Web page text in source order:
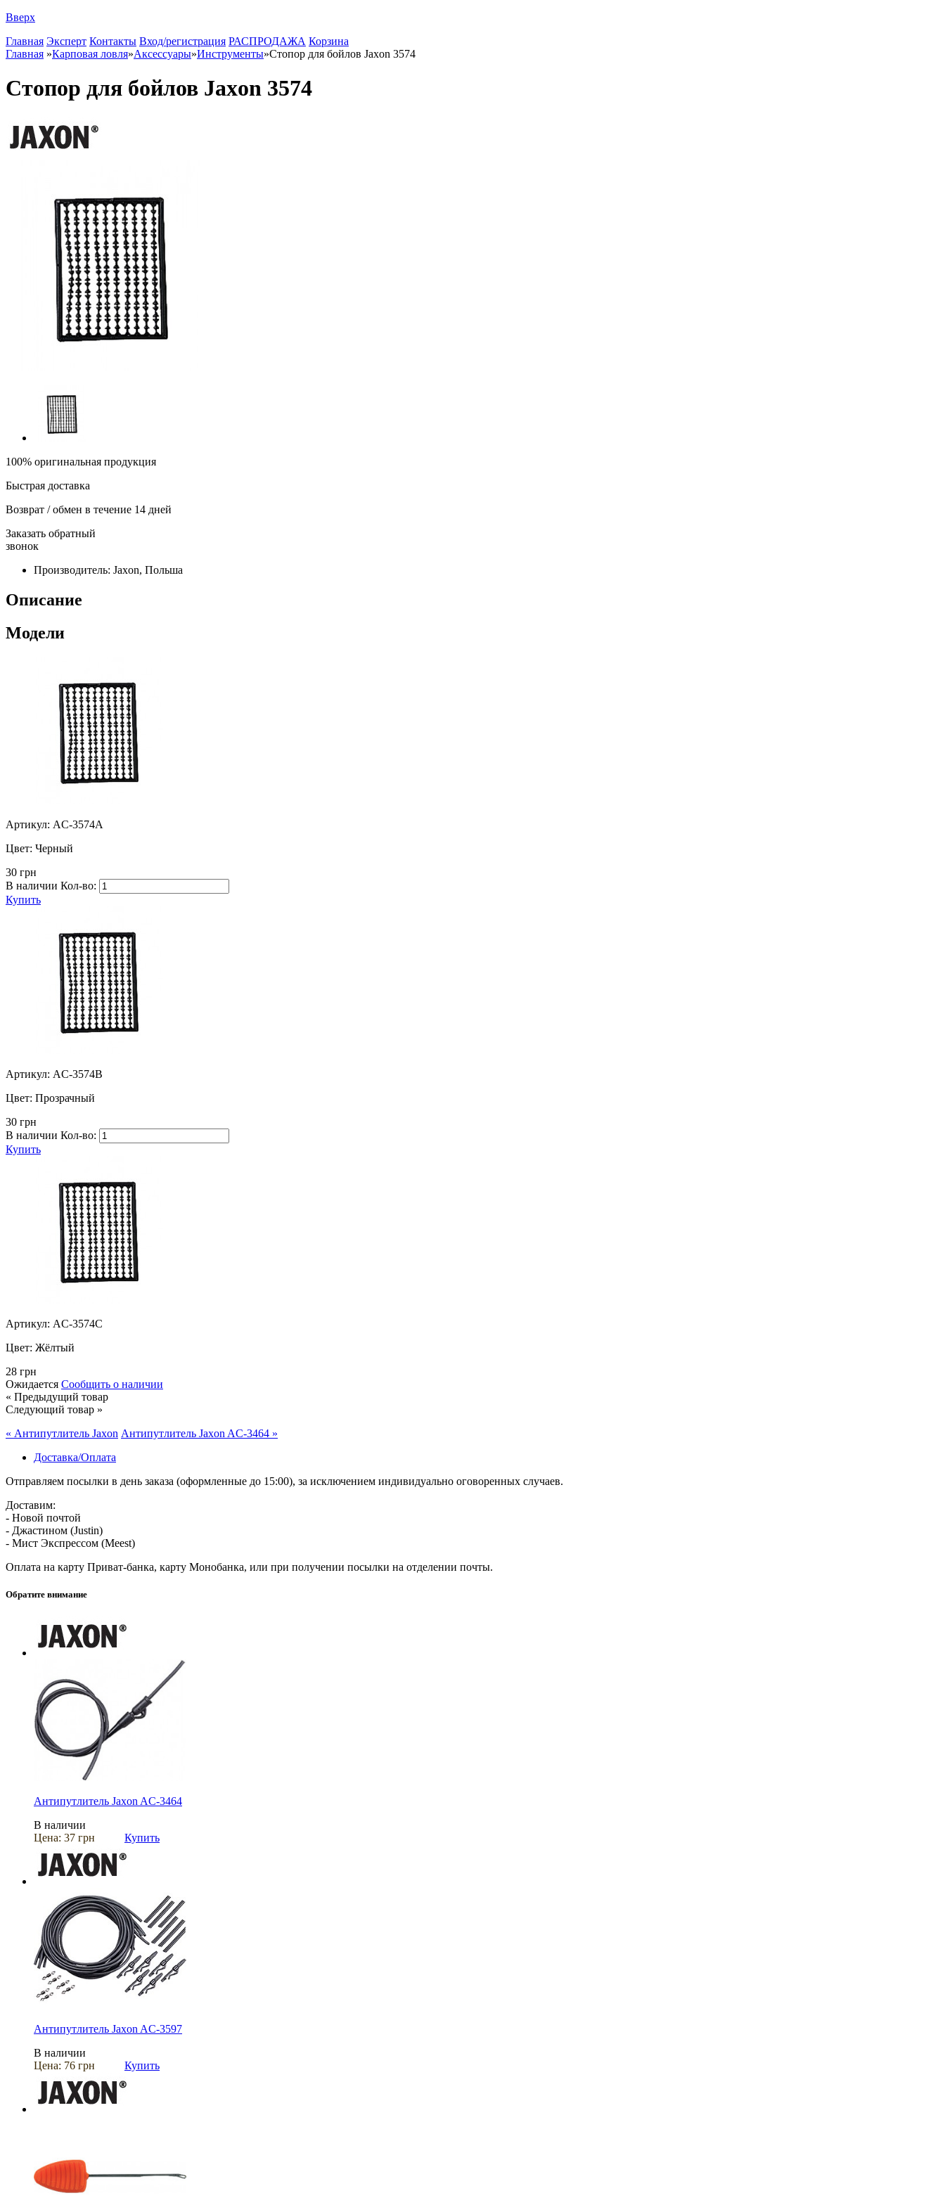
Вверх
Главная Эксперт Контакты Вход/регистрация РАСПРОДАЖА Корзина
Главная »Карповая ловля»Аксессуары»Инструменты»Стопор для бойлов Jaxon 3574
Стопор для бойлов Jaxon 3574
100% оригинальная продукция
Быстрая доставка
Возврат / обмен в течение 14 дней
Заказать обратный
звонок
Производитель: Jaxon, Польша
Описание
Модели
Артикул: AC-3574A
Цвет: Черный
30 грн
В наличии Кол-во:
Купить
Артикул: AC-3574B
Цвет: Прозрачный
30 грн
В наличии Кол-во:
Купить
Артикул: AC-3574C
Цвет: Жёлтый
28 грн
Ожидается Сообщить о наличии
« Предыдущий товар
Следующий товар »
« Антипутлитель Jaxon Антипутлитель Jaxon AC-3464 »
Доставка/Оплата
Отправляем посылки в день заказа (оформленные до 15:00), за исключением индивидуально оговоренных случаев.
Доставим:
- Новой почтой
- Джастином (Justin)
- Мист Экспрессом (Meest)
Оплата на карту Приват-банка, карту Монобанка, или при получении посылки на отделении почты.
Обратите внимание
Антипутлитель Jaxon AC-3464
В наличии
Цена: 37 грн Купить
Антипутлитель Jaxon AC-3597
В наличии
Цена: 76 грн Купить